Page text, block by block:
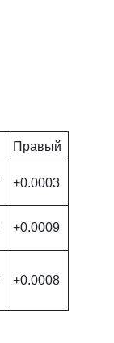
Правый
+0.0003
+0.0009
+0.0008